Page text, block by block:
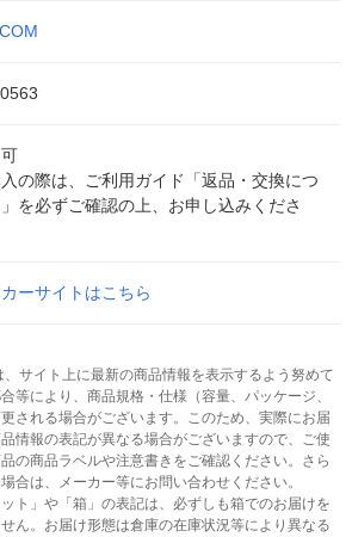
の際は、ご利用ガイド「返品・交換につ
を必ずご確認の上、お申し込みくださ
ーサイトはこちら
サイト上に最新の商品情報を表示するよう努めて
等により、商品規格・仕様（容量、パッケージ、
される場合がございます。このため、実際にお届
情報の表記が異なる場合がございますので、ご使
の商品ラベルや注意書きをご確認ください。さら
合は、メーカー等にお問い合わせください。
ト」や「箱」の表記は、必ずしも箱でのお届けを
ん。お届け形態は倉庫の在庫状況等により異なる